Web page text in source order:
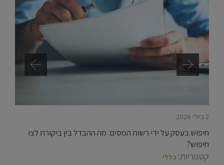
2 ביולי 2026
חיפוש בעסק על ידי רשות המסים: מה ההבדל בין ביקורת לצו
חיפוש?
קטגוריות: כללי